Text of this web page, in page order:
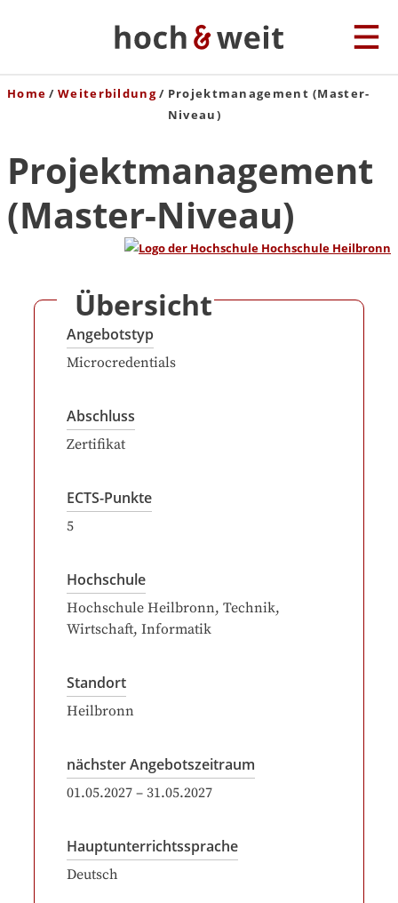
Home Weiterbildung
Projektmanagement (Master-
Niveau)
Projektmanagement
(Master-Niveau)
Übersicht
Angebotstyp
Microcredentials
Abschluss
Zertifikat
ECTS-Punkte
5
Hochschule
Hochschule Heilbronn, Technik,
Wirtschaft, Informatik
Standort
Heilbronn
nächster Angebotszeitraum
01.05.2027 – 31.05.2027
Hauptunterrichtssprache
Deutsch